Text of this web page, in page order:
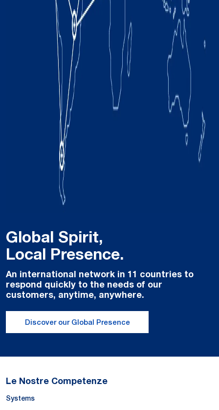
Global Spirit,
Local Presence.
An international network in 11 countries to
respond quickly to the needs of our
customers, anytime, anywhere.
Discover our Global Presence
Le Nostre Competenze
Systems